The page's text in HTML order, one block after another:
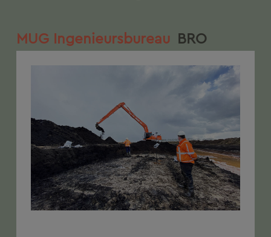
MUG Ingenieursbureau BRO